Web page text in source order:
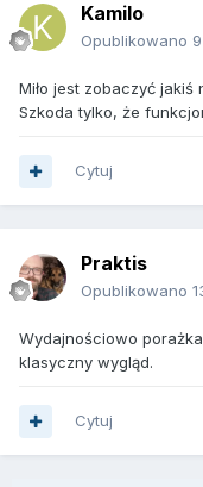
Kamilo
Opublikowano
Miło jest zobaczyć
Szkoda tylko, że
Cytuj
Praktis
Opublikowano
Wydajnościowo
klasyczny wygląd.
Cytuj